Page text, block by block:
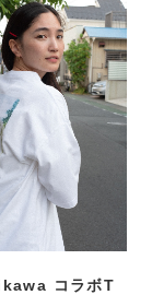
コラボT